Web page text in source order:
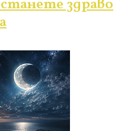
здраво